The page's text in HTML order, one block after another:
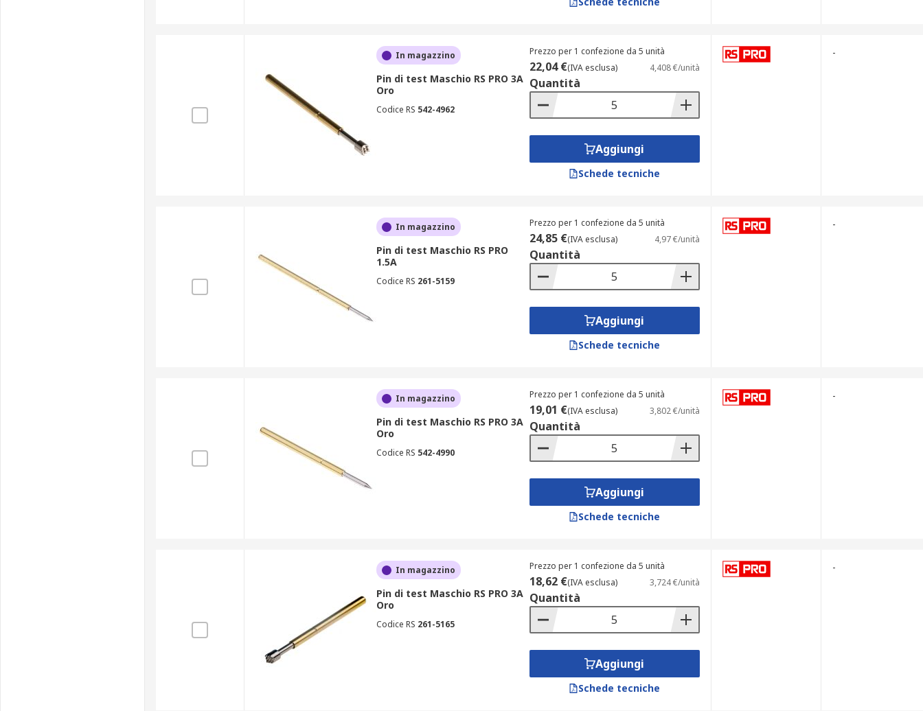
Naviga ora fra i prodotti disponibili e scegli puntali tester o pin di test più adatti alle tue esigenze!
In magazzino
Pin di test Maschio RS PRO 3A
Oro
Codice RS 542-4962
Prezzo per 1 confezione da 5 unità
22,04 €(IVA esclusa) 4,408 €/unità
Quantità
Aggiungi
Schede tecniche
-
In magazzino
Pin di test Maschio RS PRO
1.5A
Codice RS 261-5159
Prezzo per 1 confezione da 5 unità
24,85 €(IVA esclusa) 4,97 €/unità
Quantità
Aggiungi
Schede tecniche
-
In magazzino
Pin di test Maschio RS PRO 3A
Oro
Codice RS 542-4990
Prezzo per 1 confezione da 5 unità
19,01 €(IVA esclusa) 3,802 €/unità
Quantità
Aggiungi
Schede tecniche
-
In magazzino
Pin di test Maschio RS PRO 3A
Oro
Codice RS 261-5165
Prezzo per 1 confezione da 5 unità
18,62 €(IVA esclusa) 3,724 €/unità
Quantità
Aggiungi
Schede tecniche
-